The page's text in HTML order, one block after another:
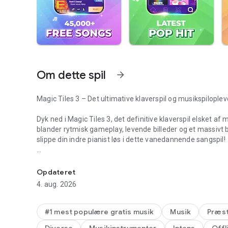
Om dette spil arrow_forward
Magic Tiles 3 – Det ultimative klaverspil og
Dyk ned i Magic Tiles 3, det definitive klaverspil elsket af
blander rytmisk gameplay, levende billeder og et
slippe din indre pianist løs i dette vanedannende sangspil!
Magic Tiles 3 er et intuitivt, men udfordrende klaverspil.
matcher takten i spilsangene. Savner en flise, og
musikspil. Det handler om at mærke rytmen i dette
Opdateret
4. aug. 2026
#1 mest populære gratis musik Musik